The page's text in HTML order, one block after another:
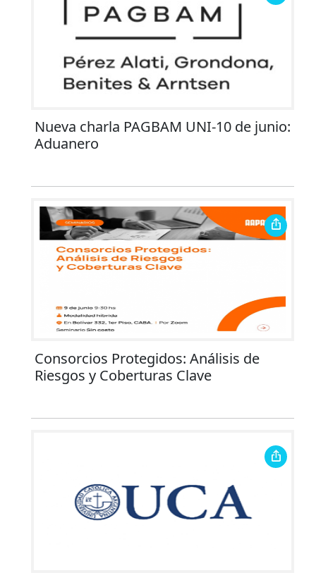
Nueva charla PAGBAM UNI-10 de junio:
Aduanero
Consorcios Protegidos: Análisis de
Riesgos y Coberturas Clave